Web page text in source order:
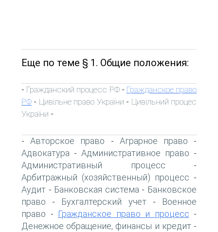
Еще по теме § 1. Общие положения:
- Гражданский процесс РФ- Гражданское право
РФ - Цивільне право України - Цивільний процес
України -
-Авторское право - Аграрное право -
Адвокатура - Административное право -
Административный процесс -
Арбитражный (хозяйственный) процесс -
Аудит - Банковская система - Банковское
право - Бухгалтерский учет-
Военное
право - Гражданское право и процесс -
Денежное обращение, финансы и кредит-